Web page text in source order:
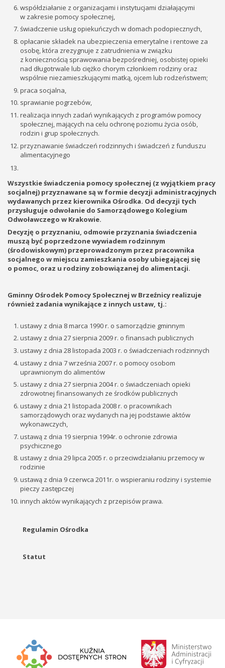
współdziałanie z organizacjami i instytucjami działającymi
w zakresie pomocy społecznej,
świadczenie usług opiekuńczych w domach podopiecznych,
opłacanie składek na ubezpieczenia emerytalne i rentowe za
osobę, która zrezygnuje z zatrudnienia w związku
z koniecznością sprawowania bezpośredniej, osobistej opieki
nad długotrwale lub ciężko chorym członkiem rodziny oraz
wspólnie niezamieszkującymi matką, ojcem lub rodzeństwem;
praca socjalna,
sprawianie pogrzebów,
realizacja innych zadań wynikających z programów pomocy
społecznej, mających na celu ochronę poziomu życia osób,
rodzin i grup społecznych.
przyznawanie świadczeń rodzinnych i świadczeń z funduszu
alimentacyjnego
Wszystkie świadczenia pomocy społecznej (z wyjątkiem pracy
socjalnej) przyznawane są w formie decyzji administracyjnych
wydawanych przez kierownika Ośrodka. Od decyzji tych
przysługuje odwołanie do Samorządowego Kolegium
Odwoławczego w Krakowie.
Decyzję o przyznaniu, odmowie przyznania świadczenia
muszą być poprzedzone wywiadem rodzinnym
(środowiskowym) przeprowadzonym przez pracownika
socjalnego w miejscu zamieszkania osoby ubiegającej się
o pomoc, oraz u rodziny zobowiązanej do alimentacji.
Gminny Ośrodek Pomocy Społecznej w Brzeźnicy realizuje
również zadania wynikające z innych ustaw, tj.:
ustawy z dnia 8 marca 1990 r. o samorządzie gminnym
ustawy z dnia 27 sierpnia 2009 r. o finansach publicznych
ustawy z dnia 28 listopada 2003 r. o świadczeniach rodzinnych
ustawy z dnia 7 września 2007 r. o pomocy osobom
uprawnionym do alimentów
ustawy z dnia 27 sierpnia 2004 r. o świadczeniach opieki
zdrowotnej finansowanych ze środków publicznych
ustawy z dnia 21 listopada 2008 r. o pracownikach
samorządowych oraz wydanych na jej podstawie aktów
wykonawczych,
ustawą z dnia 19 sierpnia 1994r. o ochronie zdrowia
psychicznego
ustawy z dnia 29 lipca 2005 r. o przeciwdziałaniu przemocy w
rodzinie
ustawą z dnia 9 czerwca 2011r. o wspieraniu rodziny i systemie
pieczy zastępczej
innych aktów wynikających z przepisów prawa.
Regulamin Ośrodka
Statut